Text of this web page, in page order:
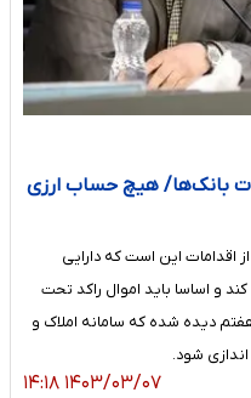
بانک‌ها/ هیچ حساب ارزی
اقدامات این است که دارایی
و اساسا باید اموال راکد تحت
دیده شده که سامانه املاک و
شود.
۱۴۰۳/۰۳/۰۷ ۱۴:۱۸